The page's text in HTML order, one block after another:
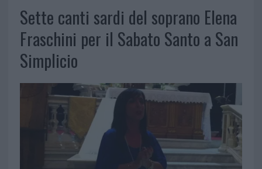
Sette canti sardi del soprano Elena
Fraschini per il Sabato Santo a San
Simplicio